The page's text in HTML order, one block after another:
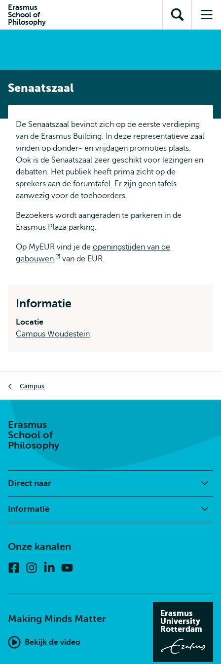
inhoud
Direct naar
subnavigatie
Erasmus
School of
Philosophy
Toon
zoekveld
Senaatszaal
De Senaatszaal bevindt zich op de eerste verdieping
van de Erasmus Building. In deze representatieve zaal
vinden op donder- en vrijdagen promoties plaats.
Ook is de Senaatszaal zeer geschikt voor lezingen en
debatten. Het publiek heeft prima zicht op de
sprekers aan de forumtafel. Er zijn geen tafels
aanwezig voor de toehoorders.
Bezoekers wordt aangeraden te parkeren in de
Erasmus Plaza parking.
Op MyEUR vind je de openingstijden van de
gebouwen
Opent
van de EUR.
Informatie
Locatie
Campus Woudestein
Campus
Erasmus
School of
Philosophy
Direct naar
Informatie
Onze kanalen
FacebookInstagram
Linkedin
Making Minds Matter
Bekijk de video
Erasmus
University
Rotterdam